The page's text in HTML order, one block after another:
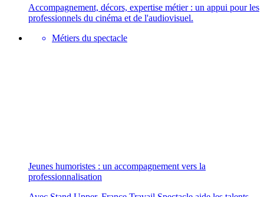
Accompagnement, décors, expertise métier : un appui pour les
professionnels du cinéma et de l'audiovisuel.
Métiers du spectacle
Jeunes humoristes : un accompagnement vers la
professionnalisation